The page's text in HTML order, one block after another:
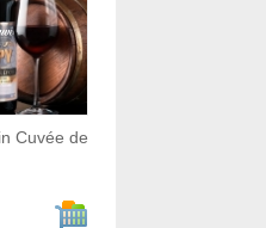
Cuvée de
Ajouter au panier